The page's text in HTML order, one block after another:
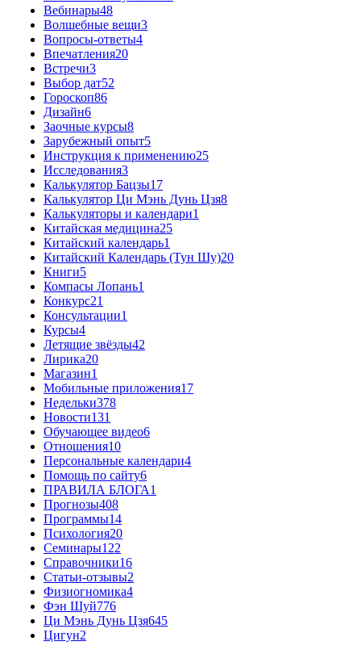
Вебинары48
Волшебные вещи3
Вопросы-ответы4
Впечатления20
Встречи3
Выбор дат52
Гороскоп86
Дизайн6
Заочные курсы8
Зарубежный опыт5
Инструкция к применению25
Исследования3
Калькулятор Бацзы17
Калькулятор Ци Мэнь Дунь Цзя8
Калькуляторы и календари1
Китайская медицина25
Китайский календарь1
Китайский Календарь (Тун Шу)20
Книги5
Компасы Лопань1
Конкурс21
Консультации1
Курсы4
Летящие звёзды42
Лирика20
Магазин1
Мобильные приложения17
Недельки378
Новости131
Обучающее видео6
Отношения10
Персональные календари4
Помощь по сайту6
ПРАВИЛА БЛОГА1
Прогнозы408
Программы14
Психология20
Семинары122
Справочники16
Статьи-отзывы2
Физиогномика4
Фэн Шуй776
Ци Мэнь Дунь Цзя645
Цигун2